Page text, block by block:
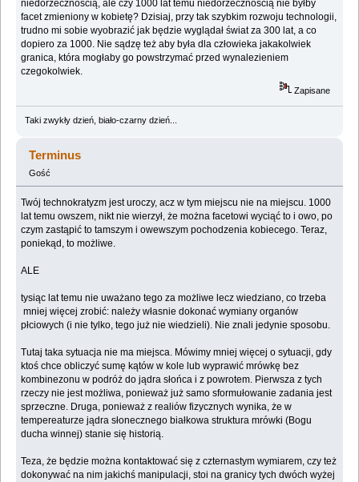
niedorzecznością, ale czy 1000 lat temu niedorzecznością nie byłby
facet zmieniony w kobietę? Dzisiaj, przy tak szybkim rozwoju technologii,
trudno mi sobie wyobrazić jak będzie wyglądał świat za 300 lat, a co
dopiero za 1000. Nie sądzę też aby była dla człowieka jakakolwiek
granica, która mogłaby go powstrzymać przed wynalezieniem
czegokolwiek.
Zapisane
Taki zwykły dzień, biało-czarny dzień...
Terminus
Gość
Twój technokratyzm jest uroczy, acz w tym miejscu nie na miejscu. 1000
lat temu owszem, nikt nie wierzył, że można facetowi wyciąć to i owo, po
czym zastąpić to tamszym i owewszym pochodzenia kobiecego. Teraz,
poniekąd, to możliwe.
ALE
tysiąc lat temu nie uważano tego za możliwe lecz wiedziano, co trzeba
mniej więcej zrobić: należy własnie dokonać wymiany organów
płciowych (i nie tylko, tego już nie wiedzieli). Nie znali jedynie sposobu.
Tutaj taka sytuacja nie ma miejsca. Mówimy mniej więcej o sytuacji, gdy
ktoś chce obliczyć sumę kątów w kole lub wyprawić mrówkę bez
kombinezonu w podróż do jądra słońca i z powrotem. Pierwsza z tych
rzeczy nie jest możliwa, ponieważ już samo sformułowanie zadania jest
sprzeczne. Druga, ponieważ z realiów fizycznych wynika, że w
tempereaturze jądra słonecznego białkowa struktura mrówki (Bogu
ducha winnej) stanie się historią.
Teza, że będzie można kontaktować się z czternastym wymiarem, czy też
dokonywać na nim jakichś manipulacji, stoi na granicy tych dwóch wyżej